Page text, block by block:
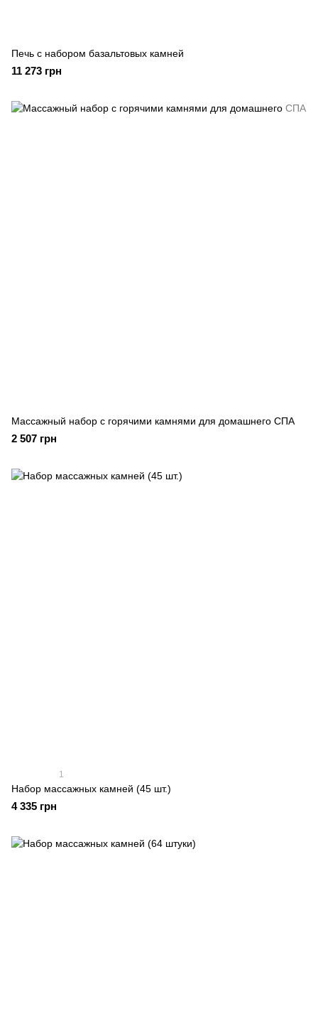
Печь с набором базальтовых камней
11 273 грн
Массажный набор с горячими камнями для домашнего СПА
2 507 грн
1
Набор массажных камней (45 шт.)
4 335 грн